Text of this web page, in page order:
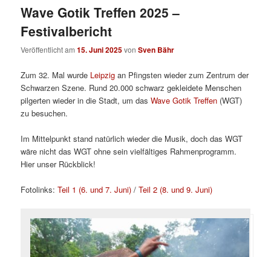
Wave Gotik Treffen 2025 –
Festivalbericht
Veröffentlicht am15. Juni 2025vonSven Bähr
Zum 32. Mal wurde Leipzig an Pfingsten wieder zum Zentrum der
Schwarzen Szene. Rund 20.000 schwarz gekleidete Menschen
pilgerten wieder in die Stadt, um dasWave Gotik Treffen (WGT)
zu besuchen.
Im Mittelpunkt stand natürlich wieder die Musik, doch das WGT
wäre nicht das WGT ohne sein vielfältiges Rahmenprogramm.
Hier unser Rückblick!
Fotolinks:Teil 1 (6. und 7. Juni) /Teil 2 (8. und 9. Juni)